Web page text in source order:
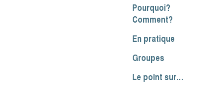
Pourquoi?
Comment?
En pratique
Groupes
Le point sur…